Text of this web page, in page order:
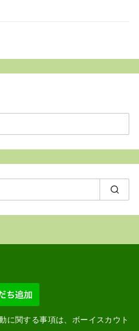
に関する事項は、ボーイスカウト